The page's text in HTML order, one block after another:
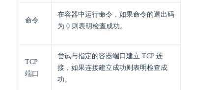
命令
在容器中运行命令，如果命令的退出码
为 0 则表明检查成功。
TCP
端口
尝试与指定的容器端口建立 TCP 连
接，如果连接建立成功则表明检查成
功。